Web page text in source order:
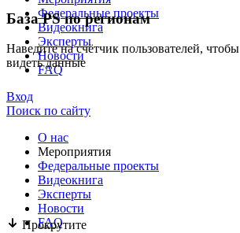
База PS по регионам
Наведите на счётчик пользователей, чтобы
видеть данные
Прокрутите
Федеральные проекты
Видеокнига
Эксперты
Новости
FAQ
Вход
Поиск по сайту
О нас
Mероприятия
Федеральные проекты
Видеокнига
Эксперты
Новости
FAQ